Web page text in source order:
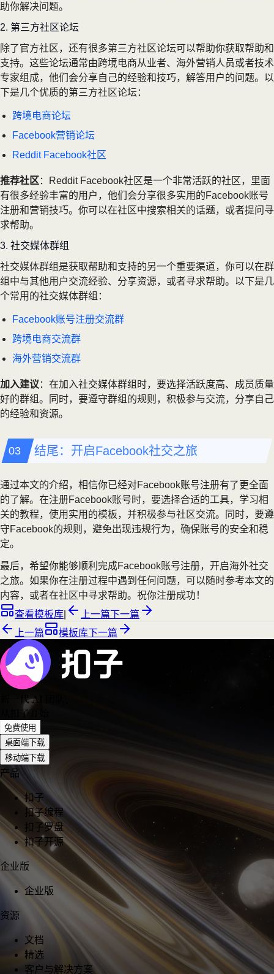
助你解决问题。
2. 第三方社区论坛
除了官方社区，还有很多第三方社区论坛可以帮助你获取帮助和
支持。这些论坛通常由跨境电商从业者、海外营销人员或者技术
专家组成，他们会分享自己的经验和技巧，解答用户的问题。以
下是几个优质的第三方社区论坛：
跨境电商论坛
Facebook营销论坛
Reddit Facebook社区
推荐社区 ：Reddit Facebook社区是一个非常活跃的社区，里面
有很多经验丰富的用户，他们会分享很多实用的Facebook账号
注册和营销技巧。你可以在社区中搜索相关的话题，或者提问寻
求帮助。
3. 社交媒体群组
社交媒体群组是获取帮助和支持的另一个重要渠道，你可以在群
组中与其他用户交流经验、分享资源，或者寻求帮助。以下是几
个常用的社交媒体群组：
Facebook账号注册交流群
跨境电商交流群
海外营销交流群
加入建议 ：在加入社交媒体群组时，要选择活跃度高、成员质量
好的群组。同时，要遵守群组的规则，积极参与交流，分享自己
的经验和资源。
结尾：开启Facebook社交之旅
通过本文的介绍，相信你已经对Facebook账号注册有了更全面
的了解。在注册Facebook账号时，要选择合适的工具，学习相
关的教程，使用实用的模板，并积极参与社区交流。同时，要遵
守Facebook的规则，避免出现违规行为，确保账号的安全和稳
定。
最后，希望你能够顺利完成Facebook账号注册，开启海外社交
之旅。如果你在注册过程中遇到任何问题，可以随时参考本文的
内容，或者在社区中寻求帮助。祝你注册成功！
查看模板库
上一篇下一篇
上一篇
模板库下一篇
新一代 AI 团队
从扣子开始
免费使用
桌面端下载
移动端下载
产品
扣子
扣子编程
扣子罗盘
扣子开源
企业版
企业版
资源
文档
精选
客户与解决方案